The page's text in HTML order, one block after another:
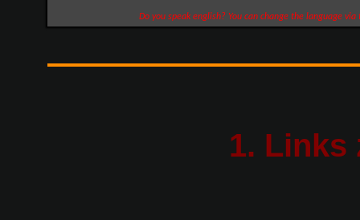
Do you speak english? You can change the language
1. Links